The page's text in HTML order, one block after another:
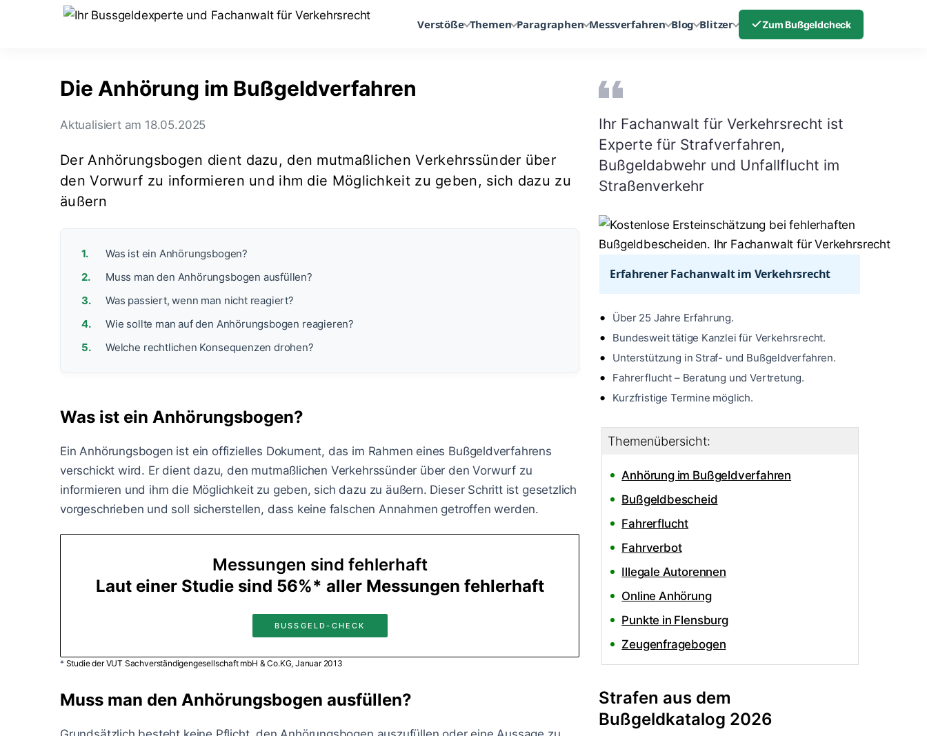
Verstöße Themen Paragraphen Messverfahren Blog Blitzer Zum Bußgeldcheck
Die Anhörung im Bußgeldverfahren
Aktualisiert am 18.05.2025
Der Anhörungsbogen dient dazu, den mutmaßlichen Verkehrssünder über
den Vorwurf zu informieren und ihm die Möglichkeit zu geben, sich dazu zu
äußern
Was ist ein Anhörungsbogen?
Muss man den Anhörungsbogen ausfüllen?
Was passiert, wenn man nicht reagiert?
Wie sollte man auf den Anhörungsbogen reagieren?
Welche rechtlichen Konsequenzen drohen?
Was ist ein Anhörungsbogen?
Ein Anhörungsbogen ist ein offizielles Dokument, das im Rahmen eines Bußgeldverfahrens
verschickt wird. Er dient dazu, den mutmaßlichen Verkehrssünder über den Vorwurf zu
informieren und ihm die Möglichkeit zu geben, sich dazu zu äußern. Dieser Schritt ist gesetzlich
vorgeschrieben und soll sicherstellen, dass keine falschen Annahmen getroffen werden.
Messungen sind fehlerhaft
Laut einer Studie sind 56%* aller Messungen fehlerhaft
BUSSGELD-CHECK
* Studie der VUT Sachverständigengesellschaft mbH & Co.KG, Januar 2013
Muss man den Anhörungsbogen ausfüllen?
Ihr Fachanwalt für Verkehrsrecht ist
Experte für Strafverfahren,
Bußgeldabwehr und Unfallflucht im
Straßenverkehr
Erfahrener Fachanwalt im Verkehrsrecht
Über 25 Jahre Erfahrung.
Bundesweit tätige Kanzlei für Verkehrsrecht.
Unterstützung in Straf- und Bußgeldverfahren.
Fahrerflucht – Beratung und Vertretung.
Kurzfristige Termine möglich.
Themenübersicht:
Anhörung im Bußgeldverfahren
Bußgeldbescheid
Fahrerflucht
Fahrverbot
Illegale Autorennen
Online Anhörung
Punkte in Flensburg
Zeugenfragebogen
Strafen aus dem
Bußgeldkatalog 2026